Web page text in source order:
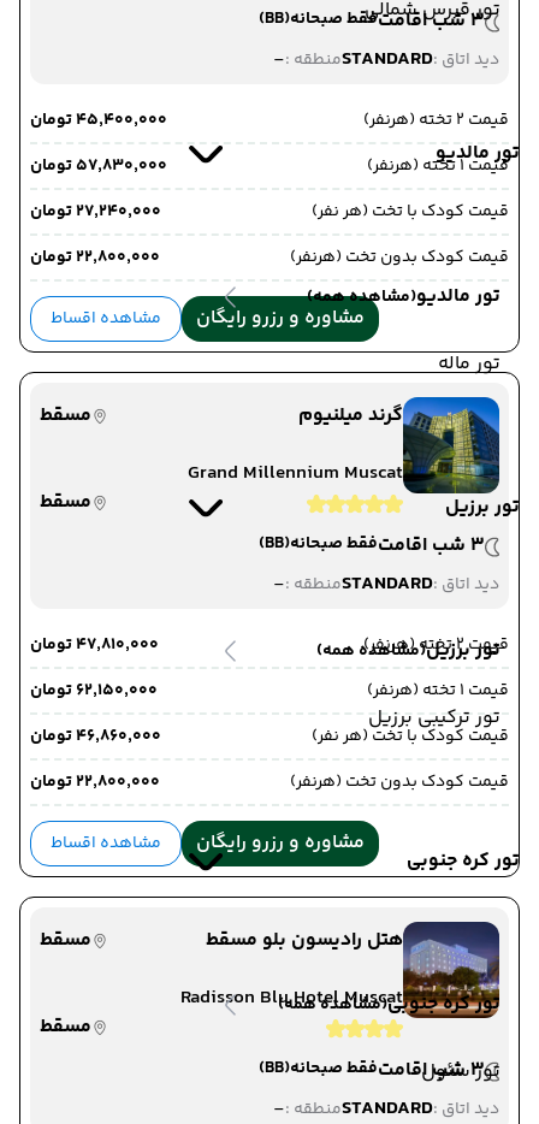
تور قبرس شمالی
تور مالدیو
تور مالدیو(مشاهده همه)
تور ماله
تور برزیل
تور برزیل(مشاهده همه)
تور ترکیبی برزیل
تور کره جنوبی
تور کره جنوبی(مشاهده همه)
تور سئول
3 شب اقامت
فقط صبحانه(BB)
دید اتاق :STANDARDمنطقه :-
قیمت 2 تخته (هرنفر)
۴۵٬۴۰۰٬۰۰۰ تومان
قیمت 1 تخته (هرنفر)
۵۷٬۸۳۰٬۰۰۰ تومان
قیمت کودک با تخت (هر نفر)
۲۷٬۲۴۰٬۰۰۰ تومان
قیمت کودک بدون تخت (هرنفر)
۲۲٬۸۰۰٬۰۰۰ تومان
مشاوره و رزرو رایگان مشاهده اقساط
گرند میلنیوم
مسقط
Grand Millennium Muscat
مسقط
3 شب اقامت
فقط صبحانه(BB)
دید اتاق :STANDARDمنطقه :-
قیمت 2 تخته (هرنفر)
۴۷٬۸۱۰٬۰۰۰ تومان
قیمت 1 تخته (هرنفر)
۶۲٬۱۵۰٬۰۰۰ تومان
قیمت کودک با تخت (هر نفر)
۴۶٬۸۶۰٬۰۰۰ تومان
قیمت کودک بدون تخت (هرنفر)
۲۲٬۸۰۰٬۰۰۰ تومان
مشاوره و رزرو رایگان مشاهده اقساط
هتل رادیسون بلو مسقط
مسقط
Radisson Blu Hotel Muscat
مسقط
3 شب اقامت
فقط صبحانه(BB)
دید اتاق :STANDARDمنطقه :-